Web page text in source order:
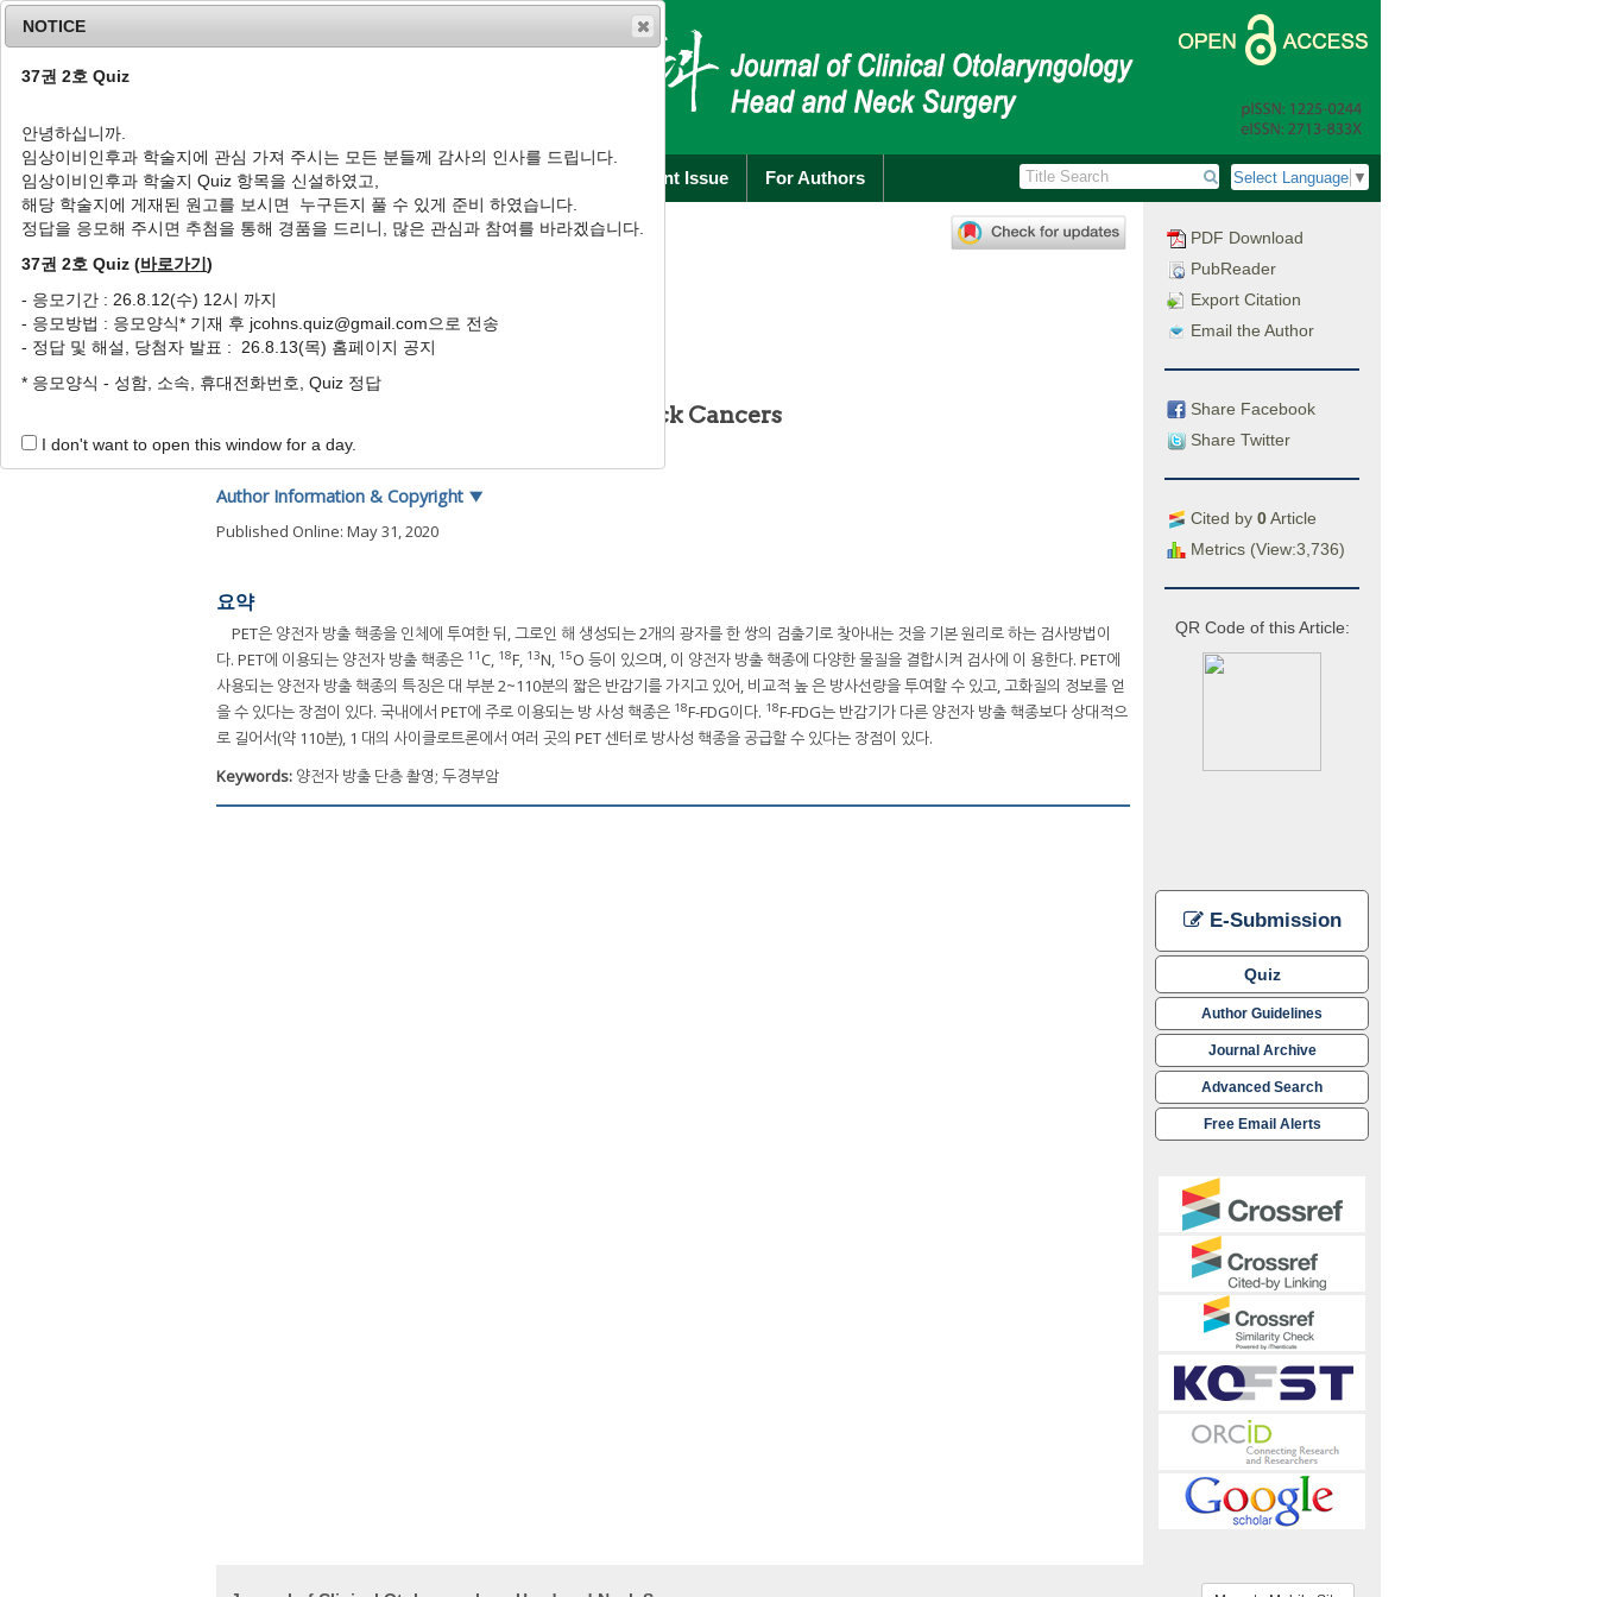
Home Journal Info Current Issue For Authors Select Language ▼
PDF Download
PubReader
Export Citation
Email the Author
Share Facebook
Share Twitter
Cited by 0Article
Metrics (View:3,736)
QR Code of this Article:
E-Submission
Quiz
Author Guidelines
Journal Archive
Advanced Search
Free Email Alerts
J Clin Otolaryngol Head Neck Surg2005;16(1): 175-179
pISSN: 1225-0244, eISSN: 2713-833X
증례
두경부암에서의 PET-CT의 유용성
김인주
Availability of PET-CT in Head and Neck Cancers
In Ju Kim 1 , *
Author Information & Copyright ▼
Published Online: May 31, 2020
요약
PET은 양전자 방출 핵종을 인체에 투여한 뒤, 그로인 해 생성되는 2개의 광자를 한 쌍의 검출기로 찾아내는 것을 기본 원리로 하는 검사방법이
다. PET에 이용되는 양전자 방출 핵종은 11 C, 18F, 13N, 15O 등이 있으며, 이 양전자 방출 핵종에 다양한 물질을 결합시켜 검사에 이 용한다. PET에
사용되는 양전자 방출 핵종의 특징은 대 부분 2~110분의 짧은 반감기를 가지고 있어, 비교적 높 은 방사선량을 투여할 수 있고, 고화질의 정보를 얻
을 수 있다는 장점이 있다. 국내에서 PET에 주로 이용되는 방 사성 핵종은 18F-FDG이다. 18F-FDG는 반감기가 다른 양전자 방출 핵종보다 상대적으
로 길어서(약 110분), 1 대의 사이클로트론에서 여러 곳의 PET 센터로 방사성 핵종을 공급할 수 있다는 장점이 있다.
Keywords: 양전자 방출 단층 촬영; 두경부암
NOTICE
37권 2호 Quiz
안녕하십니까.
임상이비인후과 학술지에 관심 가져 주시는 모든 분들께 감사의 인사를 드립니다.
임상이비인후과 학술지 Quiz 항목을 신설하였고,
해당 학술지에 게재된 원고를 보시면 누구든지 풀 수 있게 준비 하였습니다.
정답을 응모해 주시면 추첨을 통해 경품을 드리니, 많은 관심과 참여를 바라겠습니다.
37권 2호 Quiz (바로가기)
- 응모기간 : 26.8.12(수) 12시 까지
- 응모방법 : 응모양식* 기재 후 jcohns.quiz@gmail.com으로 전송
- 정답 및 해설, 당첨자 발표 : 26.8.13(목) 홈페이지 공지
* 응모양식 - 성함, 소속, 휴대전화번호, Quiz 정답
I don't want to open this window for a day.